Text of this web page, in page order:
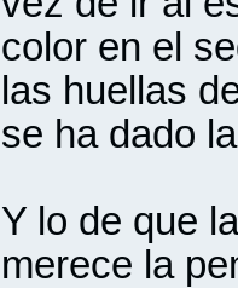
color en el
las huellas
se ha dado
Y lo de que
merece la